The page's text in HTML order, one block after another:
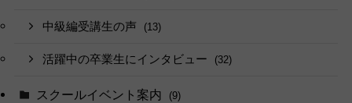
中級編受講生の声 (13)
活躍中の卒業生にインタビュー (32)
スクールイベント案内 (9)